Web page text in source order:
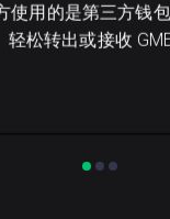
使用的是第三方钱
轻松转出或接收 GME